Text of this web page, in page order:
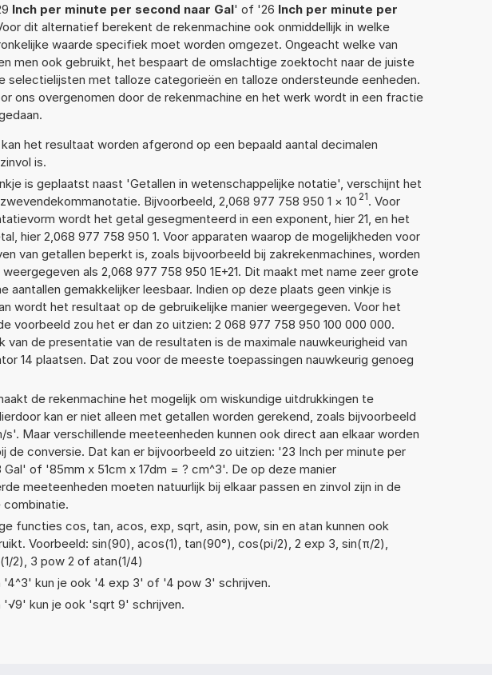
Inch per minute per second naar Gal' of '26 Inch per minute per
dit alternatief berekent de rekenmachine ook onmiddellijk in welke
waarde specifiek moet worden omgezet. Ongeacht welke van
men ook gebruikt, het bespaart de omslachtige zoektocht naar de juiste
selectielijsten met talloze categorieën en talloze ondersteunde eenheden.
ons overgenomen door de rekenmachine en het werk wordt in een fractie
het resultaat worden afgerond op een bepaald aantal decimalen
is.
is geplaatst naast 'Getallen in wetenschappelijke notatie', verschijnt het
Bijvoorbeeld, 2,068 977 758 950 1 × 10 21. Voor
wordt het getal gesegmenteerd in een exponent, hier 21, en het
hier 2,068 977 758 950 1. Voor apparaten waarop de mogelijkheden voor
van getallen beperkt is, zoals bijvoorbeeld bij zakrekenmachines, worden
als 2,068 977 758 950 1E+21. Dit maakt met name zeer grote
aantallen gemakkelijker leesbaar. Indien op deze plaats geen vinkje is
wordt het resultaat op de gebruikelijke manier weergegeven. Voor het
voorbeeld zou het er dan zo uitzien: 2 068 977 758 950 100 000 000.
van de presentatie van de resultaten is de maximale nauwkeurigheid van
14 plaatsen. Dat zou voor de meeste toepassingen nauwkeurig genoeg
de rekenmachine het mogelijk om wiskundige uitdrukkingen te
kan er niet alleen met getallen worden gerekend, zoals bijvoorbeeld
Maar verschillende meeteenheden kunnen ook direct aan elkaar worden
de conversie. Dat kan er bijvoorbeeld zo uitzien: '23 Inch per minute per
of '85mm x 51cm x 17dm = ? cm^3'. De op deze manier
meeteenheden moeten natuurlijk bij elkaar passen en zinvol zijn in de
functies cos, tan, acos, exp, sqrt, asin, pow, sin en atan kunnen ook
Voorbeeld: sin(90), acos(1), tan(90°), cos(pi/2), 2 exp 3, sin(π/2),
2), 3 pow 2 of atan(1/4)
'4^3' kun je ook '4 exp 3' of '4 pow 3' schrijven.
'√9' kun je ook 'sqrt 9' schrijven.